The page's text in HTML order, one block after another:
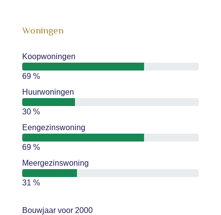
Woningen
Koopwoningen
69 %
Huurwoningen
30 %
Eengezinswoning
69 %
Meergezinswoning
31 %
Bouwjaar voor 2000